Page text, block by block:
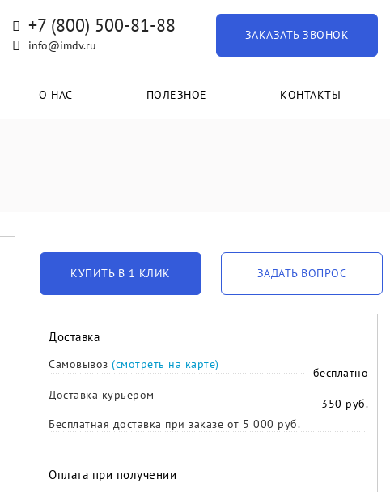
+7 (800) 500-81-88
info@imdv.ru
ЗАКАЗАТЬ ЗВОНОК
О НАС ПОЛЕЗНОЕ КОНТАКТЫ
КУПИТЬ В 1 КЛИК ЗАДАТЬ ВОПРОС
Доставка
Самовывоз (смотреть на карте)
бесплатно
Доставка курьером
350 руб.
Бесплатная доставка при заказе от 5 000 руб.
Оплата при получении